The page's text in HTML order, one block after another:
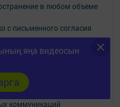
яңа видеосын
в любом объеме
с письменного согласия
по печати и массовым
по надзору в сфере
коммуникаций